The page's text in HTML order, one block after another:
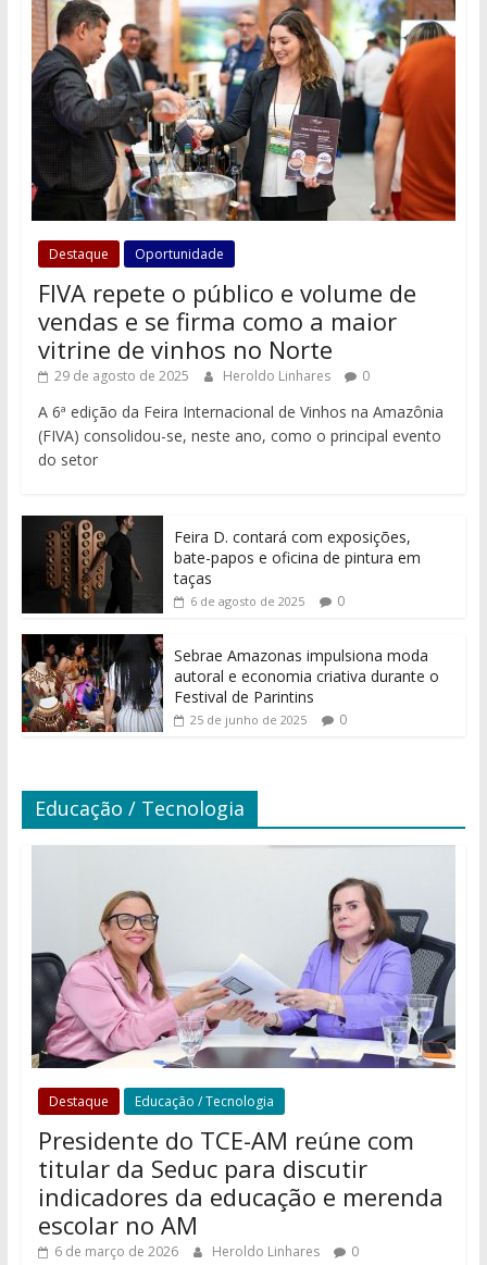
Destaque Oportunidade
FIVA repete o público e volume de
vendas e se firma como a maior
vitrine de vinhos no Norte
29 de agosto de 2025 Heroldo Linhares 0
A 6ª edição da Feira Internacional de Vinhos na Amazônia
(FIVA) consolidou-se, neste ano, como o principal evento
do setor
Feira D. contará com exposições,
bate-papos e oficina de pintura em
taças
6 de agosto de 2025 0
Sebrae Amazonas impulsiona moda
autoral e economia criativa durante o
Festival de Parintins
25 de junho de 2025 0
Educação / Tecnologia
Destaque Educação / Tecnologia
Presidente do TCE-AM reúne com
titular da Seduc para discutir
indicadores da educação e merenda
escolar no AM
6 de março de 2026 Heroldo Linhares 0